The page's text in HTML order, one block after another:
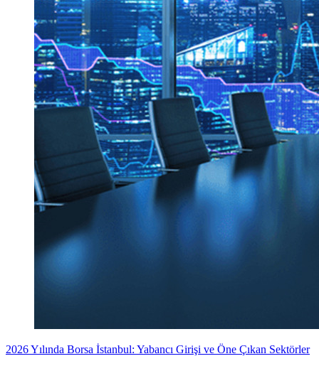
2026 Yılında Borsa İstanbul: Yabancı Girişi ve Öne Çıkan Sektörler